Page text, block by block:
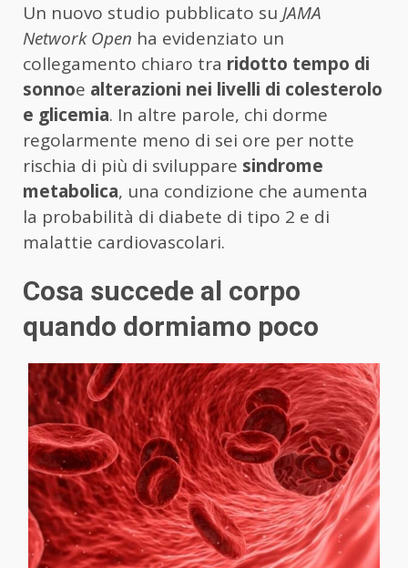
Un nuovo studio pubblicato su JAMA
Network Open ha evidenziato un
collegamento chiaro tra ridotto tempo di
sonnoe alterazioni nei livelli di colesterolo
e glicemia. In altre parole, chi dorme
regolarmente meno di sei ore per notte
rischia di più di sviluppare sindrome
metabolica, una condizione che aumenta
la probabilità di diabete di tipo 2 e di
malattie cardiovascolari.
Cosa succede al corpo
quando dormiamo poco